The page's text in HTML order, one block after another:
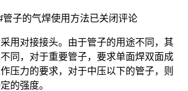
管子的气焊使用方法已关闭评论
用对接接头。由于管子的用途不同，其
同，对于重要管子，要求单面焊双面成
压力的要求，对于中压以下的管子，则
的强度。